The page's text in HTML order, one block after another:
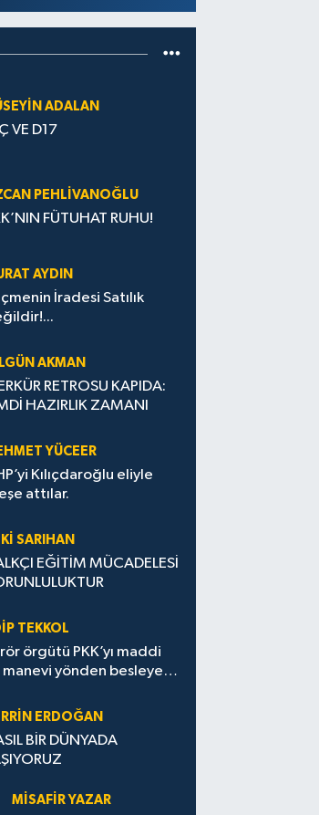
ADALAN
VE D17
PEHLIVANOĞLU
FÜTUHAT RUHU!
AYDIN
İradesi Satılık
AKMAN
RETROSU KAPIDA:
HAZIRLIK ZAMANI
YÜCEER
Kılıçdaroğlu eliyle
attılar.
SARIHAN
EĞİTİM MÜCADELESİ
TEKKOL
örgütü PKK’yı maddi
manevi yönden besleyen
ERDOĞAN
BİR DÜNYADA
MISAFIR YAZAR